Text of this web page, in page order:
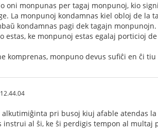
oni monpunas per tagaj monpunoj, kio
La monpunoj kondamnas kiel obloj de la
kondamnas pagi dek tagajn
estas, ke monpunoj estas egalaj porticioj
komprenas, monpuno devus sufiĉi en ĉi tiu
alkutimiĝinta pri busoj kiuj afable atendas
instrui al ŝi, ke ŝi perdigis tempon al